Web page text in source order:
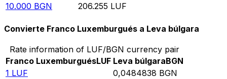
10.000 BGN 206.255 LUF
Convierte Franco Luxemburgués a Leva búlgara
Rate information of LUF/BGN currency pair
Franco LuxemburguésLUF Leva búlgaraBGN
1 LUF 0,0484838 BGN